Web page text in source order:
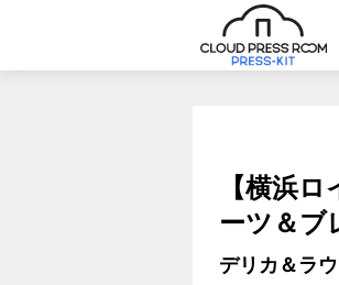
【横浜
ーツ＆ブ
デリカ＆ラ